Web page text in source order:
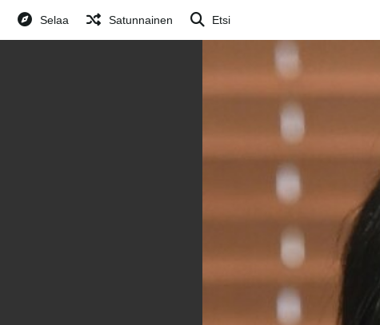
Selaa Satunnainen Etsi